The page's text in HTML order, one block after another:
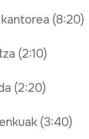
(8:20)
(2:10)
(2:20)
(3:40)